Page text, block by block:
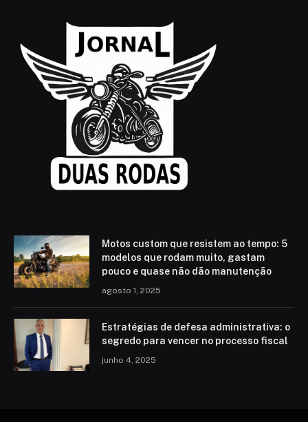
Motos custom que resistem ao tempo: 5
modelos que rodam muito, gastam
pouco e quase não dão manutenção
agosto 1, 2025
Estratégias de defesa administrativa: o
segredo para vencer no processo fiscal
junho 4, 2025